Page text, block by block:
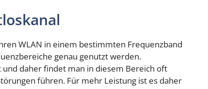
WLAN in einem bestimmten Frequenzband
genau genutzt werden.
daher findet man in diesem Bereich oft
führen. Für mehr Leistung ist es daher